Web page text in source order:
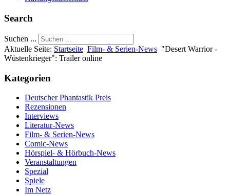
Search
Suchen ...
Aktuelle Seite: Startseite Film- & Serien-News "Desert Warrior -
Wüstenkrieger": Trailer online
Kategorien
Deutscher Phantastik Preis
Rezensionen
Interviews
Literatur-News
Film- & Serien-News
Comic-News
Hörspiel- & Hörbuch-News
Veranstaltungen
Spezial
Spiele
Im Netz